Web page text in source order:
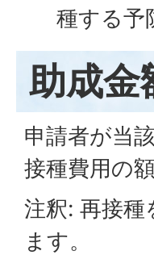
種する予
助成金
申請者が当
接種費用の額
注釈: 再接
ます。